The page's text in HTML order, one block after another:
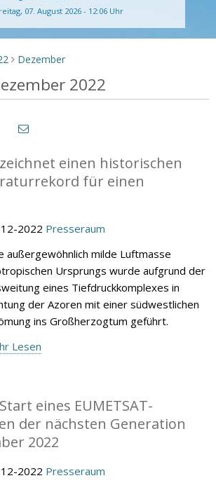
07. August 2026 - 12:06 Uhr
> Dezember
2022
einen historischen
für einen
2022 Presseraum
außergewöhnlich milde Luftmasse
Ursprungs wurde aufgrund der
eines Tiefdruckkomplexes in
der Azoren mit einer südwestlichen
ins Großherzogtum geführt.
Lesen
eines EUMETSAT-
der nächsten Generation
2022
2022 Presseraum